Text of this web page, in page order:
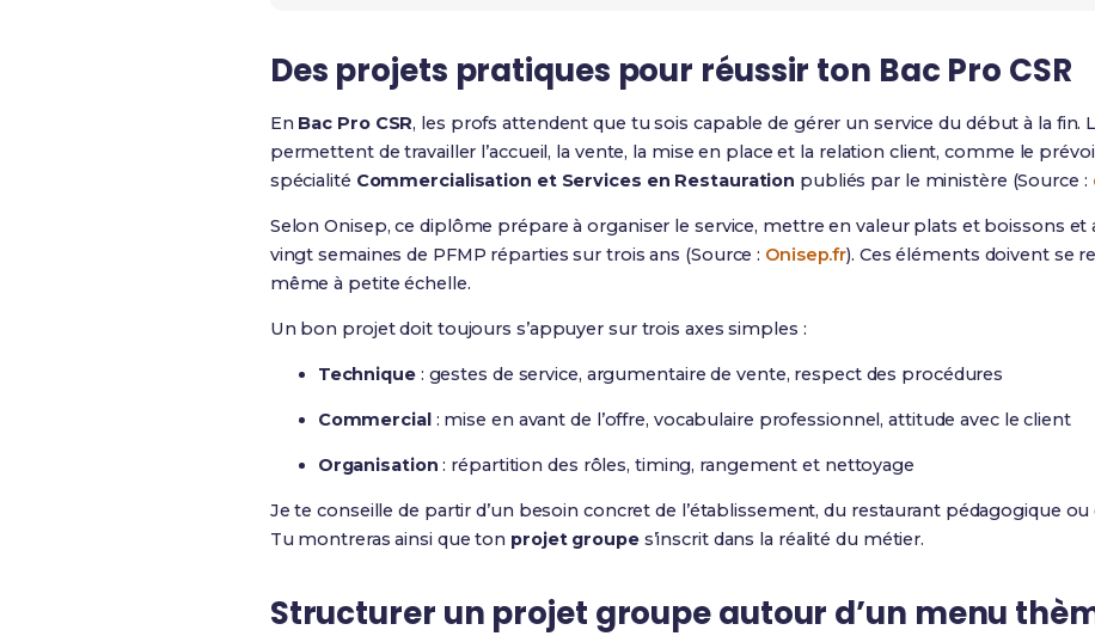
Des projets pratiques pour réussir ton Bac Pro CSR
En Bac Pro CSR, les profs attendent que tu sois capable de gérer un service du début à la fin.
permettent de travailler l’accueil, la vente, la mise en place et la relation client, comme le
spécialité Commercialisation et Services en Restauration publiés par le ministère (Source :
Selon Onisep, ce diplôme prépare à organiser le service, mettre en valeur plats et boissons et
vingt semaines de PFMP réparties sur trois ans (Source : Onisep.fr). Ces éléments doivent se
même à petite échelle.
Un bon projet doit toujours s’appuyer sur trois axes simples :
Technique: gestes de service, argumentaire de vente, respect des procédures
Commercial: mise en avant de l’offre, vocabulaire professionnel, attitude avec le client
Organisation : répartition des rôles, timing, rangement et nettoyage
Je te conseille de partir d’un besoin concret de l’établissement, du restaurant pédagogique ou
Tu montreras ainsi que ton projet groupes’inscrit dans la réalité du métier.
Structurer un projet groupe autour d’un menu